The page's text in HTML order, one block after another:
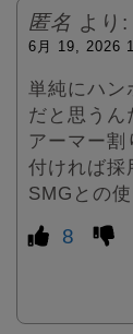
匿名 より:
6月 19, 2026
単純にハン
だと思うん
アーマー
付ければ採
SMGとの
8